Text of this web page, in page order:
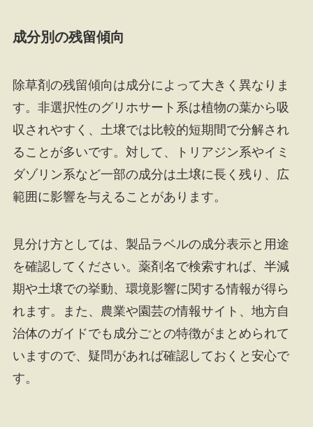
成分別の残留傾向
除草剤の残留傾向は成分によって大きく異なりま
す。非選択性のグリホサート系は植物の葉から吸
収されやすく、土壌では比較的短期間で分解され
ることが多いです。対して、トリアジン系やイミ
ダゾリン系など一部の成分は土壌に長く残り、広
範囲に影響を与えることがあります。
見分け方としては、製品ラベルの成分表示と用途
を確認してください。薬剤名で検索すれば、半減
期や土壌での挙動、環境影響に関する情報が得ら
れます。また、農業や園芸の情報サイト、地方自
治体のガイドでも成分ごとの特徴がまとめられて
いますので、疑問があれば確認しておくと安心で
す。